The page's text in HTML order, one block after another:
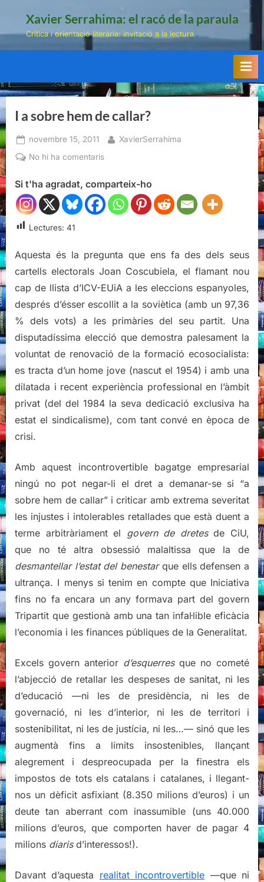
Xavier Serrahima: el racó de la paraula
Crítica i orientació literària: invitació a la lectura.
I a sobre hem de callar?
Posted
on
novembre 15, 2011 By
XavierSerrahima
No hi ha comentarisa
a
sobre
hem
Si t'ha agradat, comparteix-ho
Lectures: 41
Aquesta és la pregunta que ens fa des dels seus
cartells electorals Joan Coscubiela, el flamant nou
cap de llista d’ICV-EUiA a les eleccions espanyoles,
després d’ésser escollit a la soviètica (amb un 97,36
% dels vots) a les primàries del seu partit. Una
disputadíssima elecció que demostra palesament la
voluntat de renovació de la formació ecosocialista:
es tracta d’un home jove (nascut el 1954) i amb una
dilatada i recent experiència professional en l’àmbit
privat (del del 1984 la seva dedicació exclusiva ha
estat el sindicalisme), com tant convé en època de
crisi.
Amb aquest incontrovertible bagatge empresarial
ningú no pot negar-li el dret a demanar-se si “a
sobre hem de callar” i criticar amb extrema severitat
les injustes i intolerables retallades que està duent a
terme arbitràriament el govern de dretesde CiU,
que no té altra obsessió malaltissa que la de
desmantellar l’estat del benestarque ells defensen a
ultrança. I menys si tenim en compte que Iniciativa
fins no fa encara un any formava part del govern
Tripartit que gestionà amb una tan infal·lible eficàcia
l’economia i les finances públiques de la Generalitat.
Excels govern anterior d’esquerresque no cometé
l’abjecció de retallar les despeses de sanitat, ni les
d’educació —ni les de presidència, ni les de
governació, ni les d’interior, ni les de territori i
sostenibilitat, ni les de justícia, ni les…— sinó que les
augmentà fins a límits insostenibles, llançant
alegrement i despreocupada per la finestra els
impostos de tots els catalans i catalanes, i llegant-
nos un dèficit asfixiant (8.350 milions d’euros) i un
deute tan aberrant com inassumible (uns 40.000
milions d’euros, que comporten haver de pagar 4
milions diarisd’interessos!).
Davant d’aquesta realitat incontrovertible —que ni